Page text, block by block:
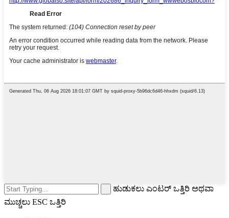
ಹುಡುಕಲು ಎಂಟರ್ ಒತ್ತಿರಿ ಅಥವಾ
ಮುಚ್ಚಲು ESC ಒತ್ತಿರಿ